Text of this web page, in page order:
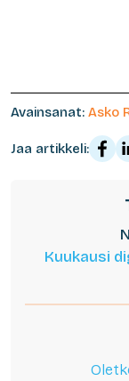
Avainsanat: Asko
Jaa artikkeli:
Kuukausi